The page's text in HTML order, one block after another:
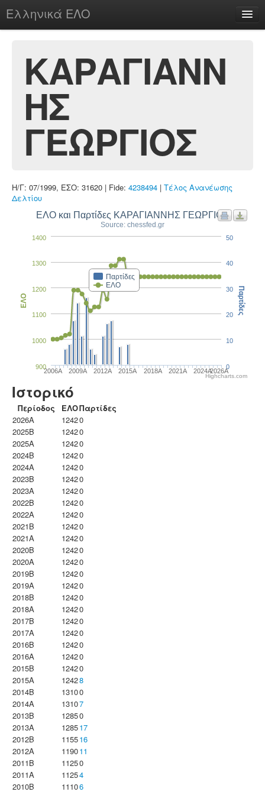
Ελληνικά ΕΛΟ
chesstu.be @ discord
Login
ΚΑΡΑΓΙΑΝΝ
ΗΣ
ΓΕΩΡΓΙΟΣ
Η/Γ: 07/1999, ΕΣΟ: 31620 | Fide: 4238494 | Τέλος Ανανέωσης
Δελτίου
ΕΛΟ και Παρτίδες ΚΑΡΑΓΙΑΝΝΗΣ ΓΕΩΡΓΙΟΣ
Source: chessfed.gr
Παρτίδες
ΕΛΟ
2006A 2009A 2012A 2015A 2018A 2021A 2024A2026A
900
1000
1100
1200
1300
1400
ΕΛΟ
0
10
20
30
40
50
Παρτίδες
Highcharts.com
Ιστορικό
Περίοδος ΕΛΟΠαρτίδες
2026A
12420
2025B
12420
2025A
12420
2024B
12420
2024A
12420
2023B
12420
2023Α
12420
2022B
12420
2022A
12420
2021B
12420
2021A
12420
2020B
12420
2020A
12420
2019B
12420
2019A
12420
2018B
12420
2018A
12420
2017B
12420
2017A
12420
2016B
12420
2016A
12420
2015B
12420
2015A
12428
2014B
13100
2014A
13107
2013B
12850
2013A
128517
2012B
115516
2012A
119011
2011B
11250
2011A
11254
2010B
11106